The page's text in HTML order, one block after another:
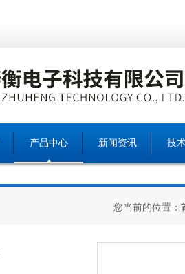
产品中心 新闻资讯 技
您当前的位置：